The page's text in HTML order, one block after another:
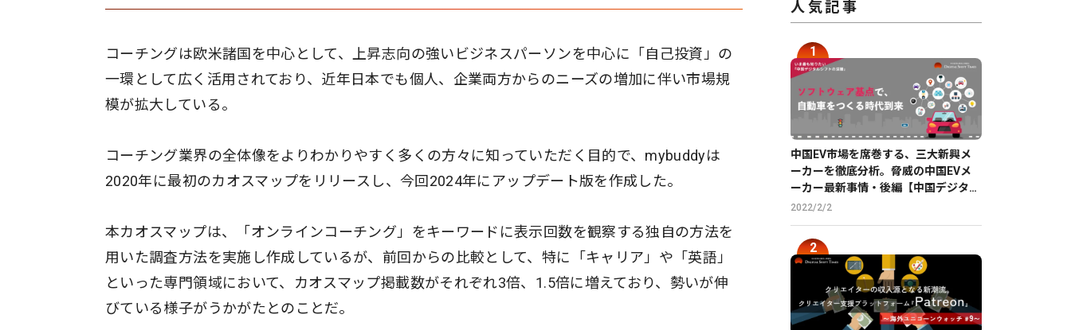
コーチングは欧⽶諸国を中⼼として、上昇志向の強いビジネスパーソンを中⼼に「⾃⼰投資」の
⼀環として広く活⽤されており、近年⽇本でも個人、企業両方からのニーズの増加に伴い市場規
模が拡⼤している。
コーチング業界の全体像をよりわかりやすく多くの方々に知っていただく目的で、mybuddyは
2020年に最初のカオスマップをリリースし、今回2024年にアップデート版を作成した。
本カオスマップは、「オンラインコーチング」をキーワードに表示回数を観察する独自の方法を
用いた調査方法を実施し作成しているが、前回からの比較として、特に「キャリア」や「英語」
といった専門領域において、カオスマップ掲載数がそれぞれ3倍、1.5倍に増えており、勢いが伸
びている様子がうかがたとのことだ。
人気記事
中国EV市場を席巻する、三大新興メ
ーカーを徹底分析。脅威の中国EVメ
ーカー最新事情・後編【中国デジタル
企業最前線】
2022/2/2